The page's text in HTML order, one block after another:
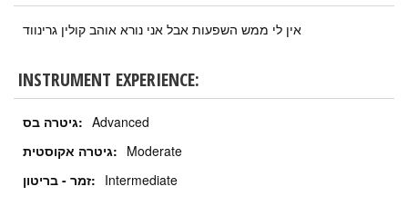
אין לי ממש השפעות אבל אני נורא אוהב קולין גרינווד
INSTRUMENT EXPERIENCE:
גיטרה בס: Advanced
גיטרה אקוסטית: Moderate
זמר - בריטון: Intermediate